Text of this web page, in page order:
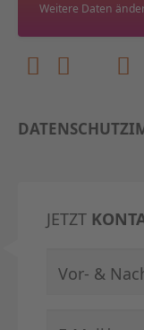
Weitere Daten
DATENSCHUTZ
JETZT
Pflichtfeld
Vor- &